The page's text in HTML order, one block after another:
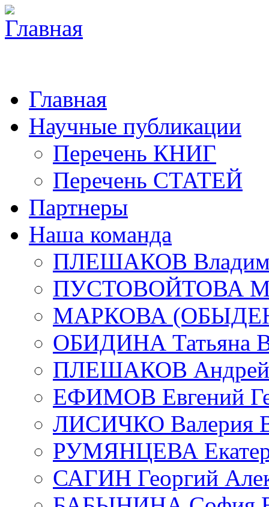
Главная
Научные публикации
Перечень КНИГ
Перечень СТАТЕЙ
Партнеры
Наша команда
ПЛЕШАКОВ
ПУСТОВОЙТОВА
МАРКОВА
ОБИДИНА Татьяна
ПЛЕШАКОВ Андрей
ЕФИМОВ Евгений
ЛИСИЧКО Валерия
РУМЯНЦЕВА
САГИН Георгий